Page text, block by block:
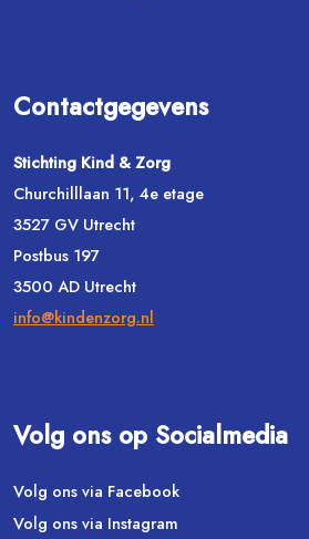
Contactgegevens
Stichting Kind & Zorg
Churchilllaan 11, 4e etage
3527 GV Utrecht
Postbus 197
3500 AD Utrecht
info@kindenzorg.nl
Volg ons op Socialmedia
Volg ons via Facebook
Volg ons via Instagram